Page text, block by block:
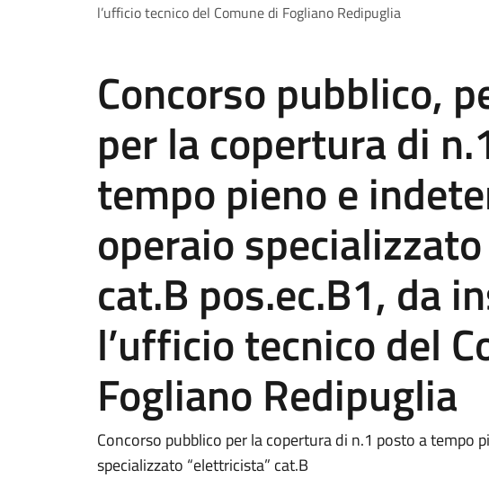
l’ufficio tecnico del Comune di Fogliano Redipuglia
Concorso pubblico,
per la copertura di
tempo pieno e
operaio
cat.B pos.ec.B1, da
l’ufficio tecnico del
Fogliano Redipuglia
Concorso pubblico per la copertura di n.1 posto a tempo
specializzato “elettricista” cat.B